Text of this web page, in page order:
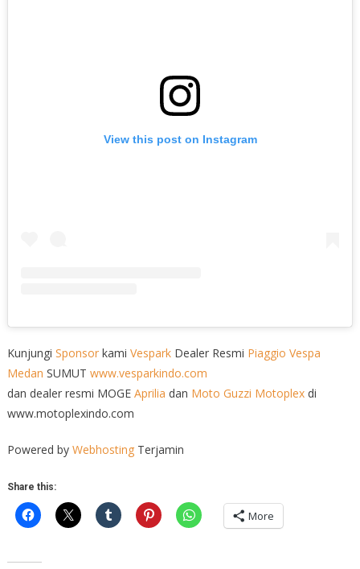
View this post on Instagram
Kunjungi Sponsorkami VesparkDealer Resmi Piaggio Vespa
Medan SUMUT www.vesparkindo.com
dan dealer resmi MOGE Aprilia dan Moto Guzzi Motoplexdi
www.motoplexindo.com
Powered by WebhostingTerjamin
Share this:
More